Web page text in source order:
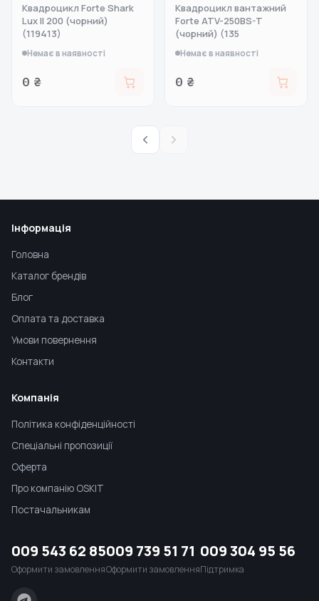
Квадроцикл Forte Shark
Lux II 200 (чорний)
(119413)
Немає в наявності
0 ₴
Квадроцикл вантажний
Forte ATV-250BS-T
(чорний) (135
Немає в наявності
0 ₴
Інформація
Головна
Каталог брендів
Блог
Оплата та доставка
Умови повернення
Контакти
Компанія
Політика конфіденційності
Спеціальні пропозиції
Оферта
Про компанію OSKIT
Постачальникам
009 543 62 85
Оформити замовлення
009 739 51 71
Оформити замовлення
009 304 95 56
Підтримка